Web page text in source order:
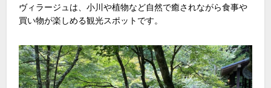
ヴィラージュは、小川や植物など自然で癒されながら食事や
買い物が楽しめる観光スポットです。